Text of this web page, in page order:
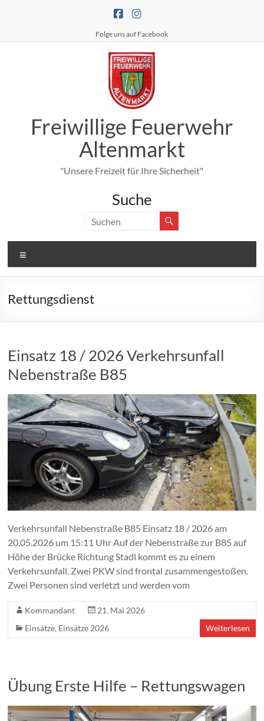
Folge uns auf Facebook
Freiwillige Feuerwehr
Altenmarkt
"Unsere Freizeit für Ihre Sicherheit"
Suche
Rettungsdienst
Einsatz 18 / 2026 Verkehrsunfall
Nebenstraße B85
Verkehrsunfall Nebenstraße B85 Einsatz 18 / 2026 am
20.05.2026 um 15:11 Uhr Auf der Nebenstraße zur B85 auf
Höhe der Brücke Richtung Stadl kommt es zu einem
Verkehrsunfall. Zwei PKW sind frontal zusammengestoßen.
Zwei Personen sind verletzt und werden vom
Kommandant
21. Mai 2026
Einsätze, Einsätze 2026 Weiterlesen
Übung Erste Hilfe – Rettungswagen